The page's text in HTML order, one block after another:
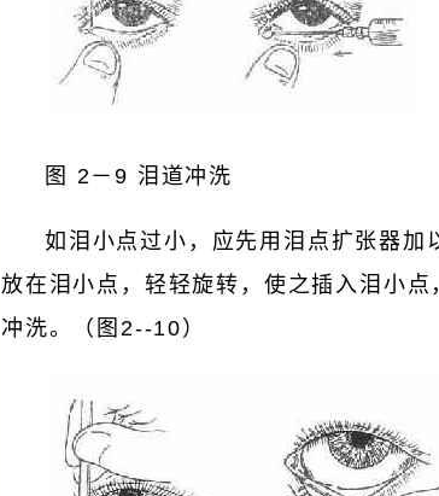
图 2－9 泪道冲洗
如泪小点过小，应先用泪点扩张器加
放在泪小点，轻轻旋转，使之插入泪小
冲洗。（图2--10）